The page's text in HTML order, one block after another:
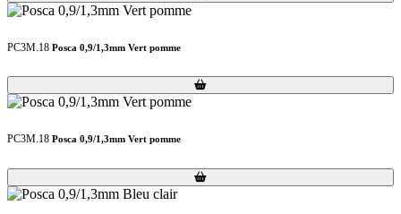
PC3M.18 Posca 0,9/1,3mm Vert pomme
Loading...
Loading...
PC3M.18 Posca 0,9/1,3mm Vert pomme
Loading...
Loading...